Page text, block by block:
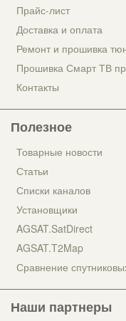
Прайс-лист
Доставка и оплата
Ремонт и прошивка
Прошивка Смарт ТВ
Контакты
Полезное
Товарные новости
Статьи
Списки каналов
Установщики
AGSAT.SatDirect
AGSAT.T2Map
Сравнение
Наши партнеры